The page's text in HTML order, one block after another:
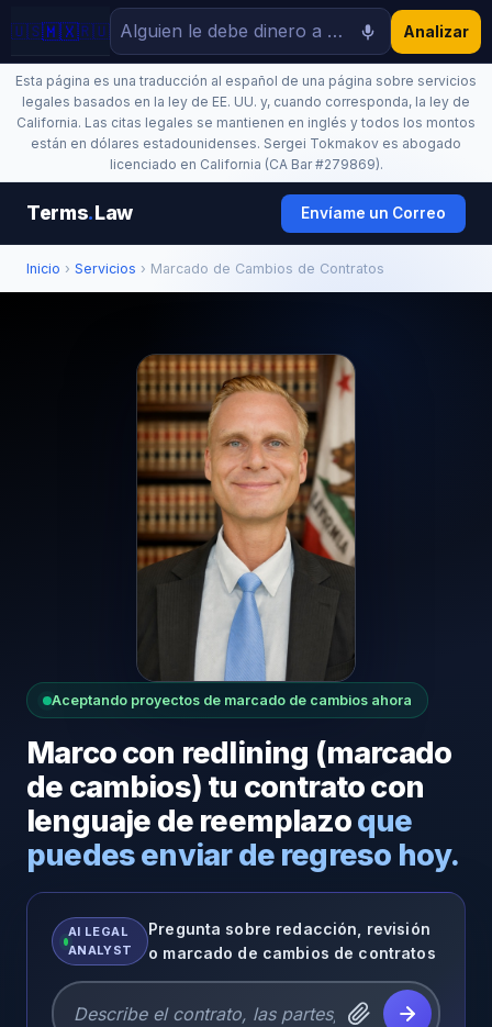
🇺🇸🇲🇽🇷🇺 Analizar
Esta página es una traducción al español de una página sobre servicios
legales basados en la ley de EE. UU. y, cuando corresponda, la ley de
California. Las citas legales se mantienen en inglés y todos los montos
están en dólares estadounidenses. Sergei Tokmakov es abogado
licenciado en California (CA Bar #279869).
Terms.Law Envíame un Correo
Inicio › Servicios › Marcado de Cambios de Contratos
Aceptando proyectos de marcado de cambios ahora
Marco con redlining (marcado
de cambios) tu contrato con
lenguaje de reemplazoque
puedes enviar de regreso hoy.
AI LEGAL
ANALYST
Pregunta sobre redacción, revisión
o marcado de cambios de contratos